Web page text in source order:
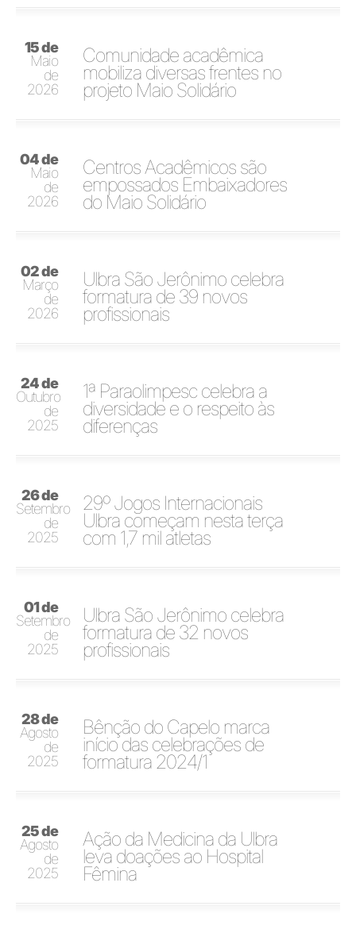
15 de
Maio
de
2026
Comunidade acadêmica
mobiliza diversas frentes no
projeto Maio Solidário
04 de
Maio
de
2026
Centros Acadêmicos são
empossados Embaixadores
do Maio Solidário
02 de
Março
de
2026
Ulbra São Jerônimo celebra
formatura de 39 novos
profissionais
24 de
Outubro
de
2025
1ª Paraolimpesc celebra a
diversidade e o respeito às
diferenças
26 de
Setembro
de
2025
29º Jogos Internacionais
Ulbra começam nesta terça
com 1,7 mil atletas
01 de
Setembro
de
2025
Ulbra São Jerônimo celebra
formatura de 32 novos
profissionais
28 de
Agosto
de
2025
Bênção do Capelo marca
início das celebrações de
formatura 2024/1
25 de
Agosto
de
2025
Ação da Medicina da Ulbra
leva doações ao Hospital
Fêmina